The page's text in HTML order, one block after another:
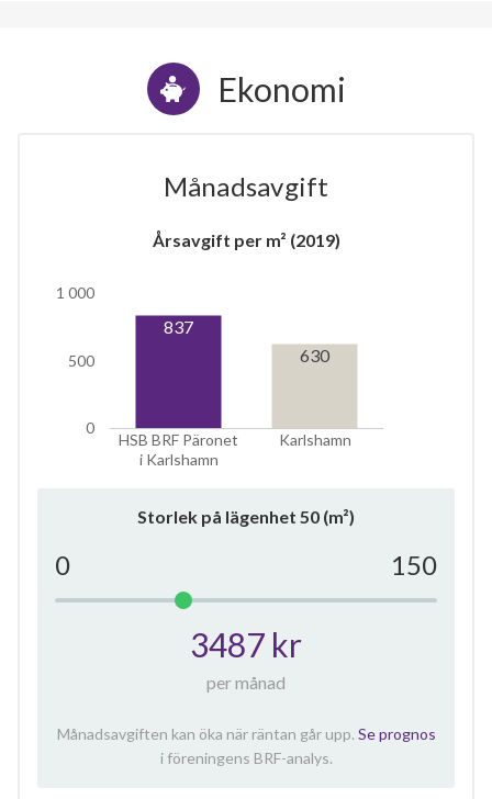
Ekonomi
Månadsavgift
Årsavgift per m² (2019)
HSB BRF Päronet
i Karlshamn
Karlshamn
0
500
1 000
837
630
Storlek på lägenhet 50 (m²)
0 150
3487 kr
per månad
Månadsavgiften kan öka när räntan går upp. Se prognos
i föreningens BRF-analys.